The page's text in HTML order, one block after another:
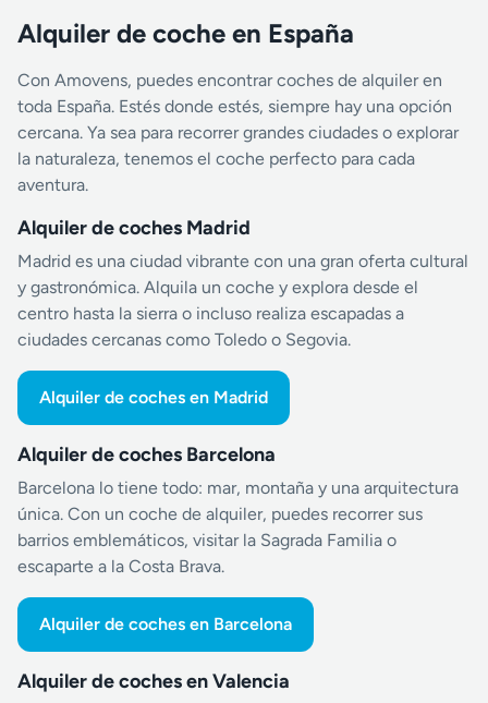
Alquiler de coche en España
Con Amovens, puedes encontrar coches de alquiler en
toda España. Estés donde estés, siempre hay una opción
cercana. Ya sea para recorrer grandes ciudades o explorar
la naturaleza, tenemos el coche perfecto para cada
aventura.
Alquiler de coches Madrid
Madrid es una ciudad vibrante con una gran oferta cultural
y gastronómica. Alquila un coche y explora desde el
centro hasta la sierra o incluso realiza escapadas a
ciudades cercanas como Toledo o Segovia.
Alquiler de coches en Madrid
Alquiler de coches Barcelona
Barcelona lo tiene todo: mar, montaña y una arquitectura
única. Con un coche de alquiler, puedes recorrer sus
barrios emblemáticos, visitar la Sagrada Familia o
escaparte a la Costa Brava.
Alquiler de coches en Barcelona
Alquiler de coches en Valencia